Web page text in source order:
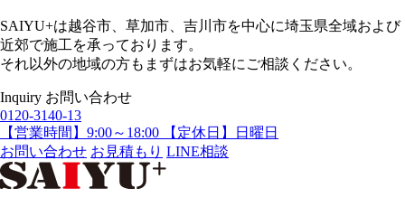
SAIYU+は越谷市、草加市、吉川市を中心に埼玉県全域および
近郊で施工を承っております。
それ以外の地域の方もまずはお気軽にご相談ください。
Inquiry お問い合わせ
0120-3140-13
【営業時間】9:00～18:00 【定休日】日曜日
お問い合わせ お見積もり LINE相談